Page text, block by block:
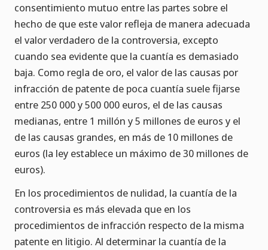
consentimiento mutuo entre las partes sobre el
hecho de que este valor refleja de manera adecuada
el valor verdadero de la controversia, excepto
cuando sea evidente que la cuantía es demasiado
baja. Como regla de oro, el valor de las causas por
infracción de patente de poca cuantía suele fijarse
entre 250 000 y 500 000 euros, el de las causas
medianas, entre 1 millón y 5 millones de euros y el
de las causas grandes, en más de 10 millones de
euros (la ley establece un máximo de 30 millones de
euros).
En los procedimientos de nulidad, la cuantía de la
controversia es más elevada que en los
procedimientos de infracción respecto de la misma
patente en litigio. Al determinar la cuantía de la